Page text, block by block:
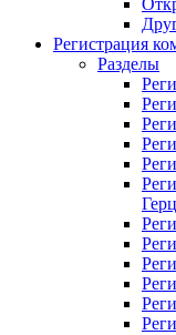
Регистрация
Разделы